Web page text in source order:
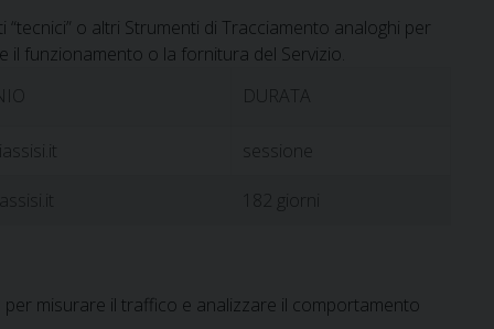
o altri Strumenti di Tracciamento analoghi per
funzionamento o la fornitura del Servizio.
DURATA
sessione
182 giorni
misurare il traffico e analizzare il comportamento